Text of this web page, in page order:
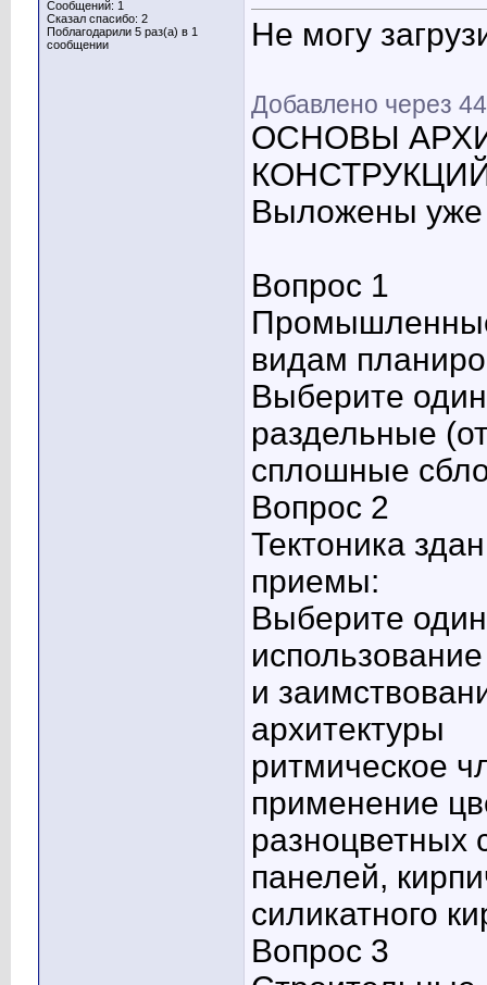
Сообщений: 1
Сказал спасибо: 2
Поблагодарили 5 раз(а) в 1
сообщении
Не могу
Добавлено через
ОСНОВЫ
Выложены уже
Вопрос 1
видам
Выберите
раздельные
сплошные
Вопрос 2
Тектоника
приемы:
Выберите
и
архитектуры
ритмическое
применение
разноцветных
панелей,
силикатного
Вопрос 3